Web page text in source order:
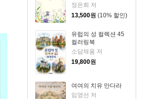
정은희 저
13,500원 (10% 할인)
유럽의 성 컬렉션 45
컬러링북
소담채움 저
19,800원
여여의 치유 만다라
임영선 저